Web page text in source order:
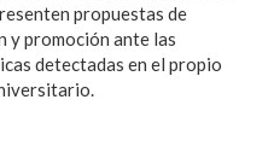
propuestas de
y promoción ante las
detectadas en el propio